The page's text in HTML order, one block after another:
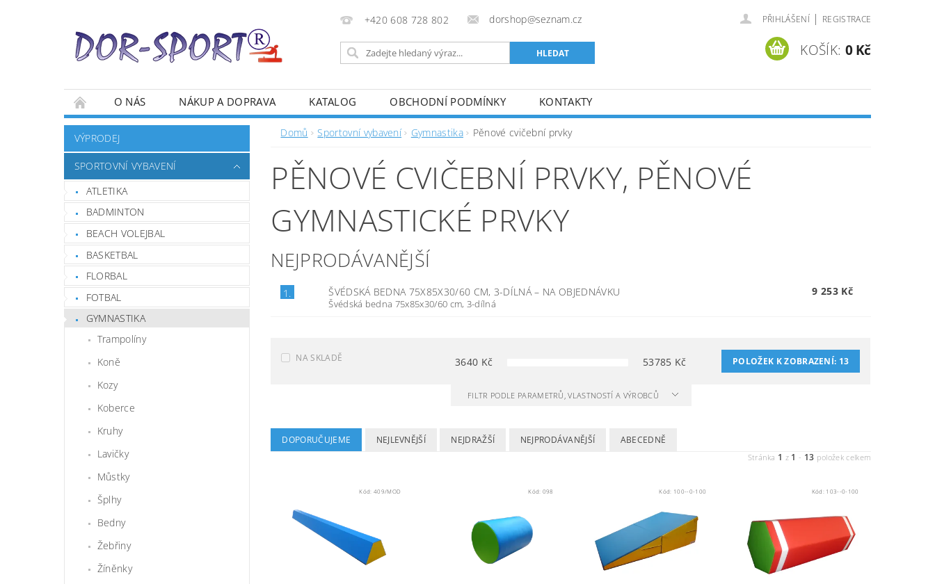
+420 608 728 802 dorshop@seznam.cz PŘIHLÁŠENÍ | REGISTRACE
KOŠÍK: 0 Kč
O NÁS NÁKUP A DOPRAVA KATALOG OBCHODNÍ PODMÍNKY KONTAKTY
VÝPRODEJ
SPORTOVNÍ VYBAVENÍ
ATLETIKA
BADMINTON
BEACH VOLEJBAL
BASKETBAL
FLORBAL
FOTBAL
GYMNASTIKA
Trampolíny
Koně
Kozy
Koberce
Kruhy
Lavičky
Můstky
Šplhy
Bedny
Žebřiny
Žíněnky
Domů Sportovní vybavení Gymnastika Pěnové cvičební prvky
PĚNOVÉ CVIČEBNÍ PRVKY, PĚNOVÉ
GYMNASTICKÉ PRVKY
NEJPRODÁVANĚJŠÍ
1. ŠVÉDSKÁ BEDNA 75X85X30/60 CM, 3-DÍLNÁ– NA OBJEDNÁVKU
Švédská bedna 75x85x30/60 cm, 3-dílná
9 253 Kč
NA SKLADĚ 3640 Kč 53785 Kč POLOŽEK K ZOBRAZENÍ: 13
FILTR PODLE PARAMETRŮ, VLASTNOSTÍ A VÝROBCŮ
DOPORUČUJEME NEJLEVNĚJŠÍ NEJDRAŽŠÍ NEJPRODÁVANĚJŠÍ ABECEDNĚ
Stránka 1 z 1 - 13 položek celkem
Kód:409/MOD Kód: 098 Kód: 100--0-100 Kód: 103--0-100